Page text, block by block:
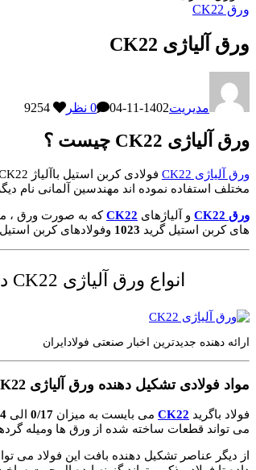
ورق CK22
ورق آلیاژی CK22
مدیریت1402-11-04 0 نظر
ورق آلیاژی CK22 چیست ؟
ورق آلیاژی CK22 فولادی کربن استیل باآلیاژ CK22 برابر بااستاندارد
مختلف استفاده نموده اند مهندسین آلمانی نام
ورق CK22 و آلیاژهای CK22 که به صورت ورق ،
های کربن استیل گرید 1023 وفولادهای کربن استیل
انواع ورق آلیاژی CK22 در صنایع
ارائه دهنده جدیدترین اخبار صنعتی فولادایران
مواد فولادی تشکیل دهنده ورق آلیاژی CK22
فولاد باگرید CK22 می بایست به میزان 0/17 الی
می تواند قطعات ساخته شده از ورق ها ومیله
از دیگر عناصر تشکیل دهنده بافت این فولاد می